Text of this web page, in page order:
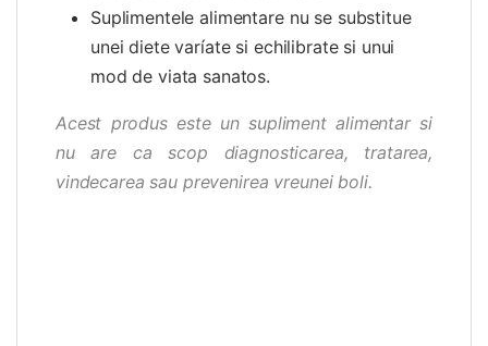
Suplimentele alimentare nu se substitue
unei diete varíate si echilibrate si unui
mod de viata sanatos.
Acest produs este un supliment alimentar si
nu are ca scop diagnosticarea, tratarea,
vindecarea sau prevenirea vreunei boli.